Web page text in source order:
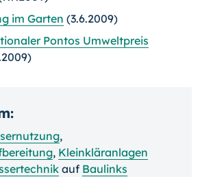
im Garten (3.6.2009)
Pontos Umweltpreis
,
, Kleinkläranlagen
auf Baulinks